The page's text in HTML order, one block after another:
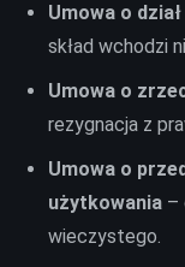
Umowa o
skład wchodzi
Umowa o
rezygnacja z
Umowa o
użytkowania –
wieczystego.